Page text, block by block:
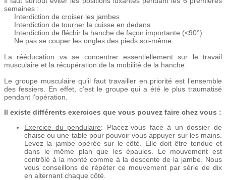
semaines :
Interdiction de croiser les jambes
Interdiction de tourner la cuisse en dedans
Interdiction de fléchir la hanche de façon importante (<90°)
Ne pas se couper les ongles des pieds soi-même
La rééducation va se concentrer essentiellement sur le travail
musculaire et la récupération de la mobilité de la hanche.
Le groupe musculaire qu’il faut travailler en priorité est l’ensemble
des fessiers. En effet, c’est le groupe qui a été le plus traumatisé
pendant l’opération.
Il existe différents exercices que vous pouvez faire chez vous :
Exercice du pendulaire: Placez-vous face à un dossier de
chaise ou une table pour pouvoir vous appuyer sur les mains.
Levez la jambe opérée sur le côté. Elle doit être tendue et
dans le même plan que les épaules. Le mouvement est
contrôlé à la monté comme à la descente de la jambe. Nous
vous conseillons de répéter ce mouvement par série de dix
en alternant chaque côté.